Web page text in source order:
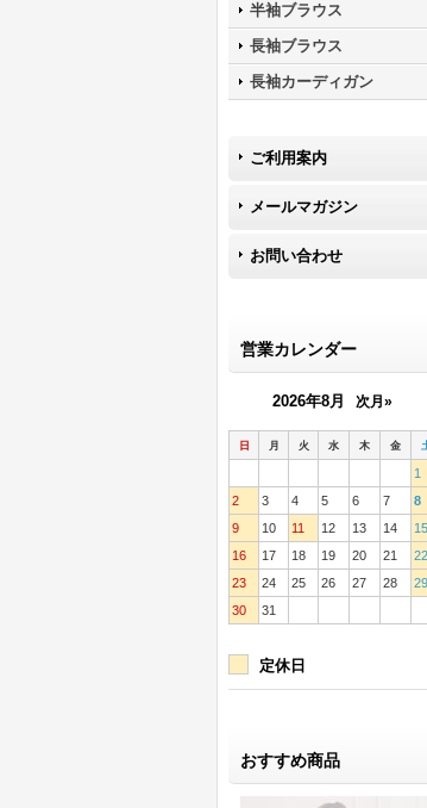
半袖ブラウス
長袖ブラウス
長袖カーディガン
ご利用案内
メールマガジン
お問い合わせ
営業カレンダー
2026年8月 次月»
日 月 火 水 木 金
1
2
3 4 5 6 7
8
9
10 11 12 13 14
15
16
17 18 19 20 21
22
23
24 25 26 27 28
29
30
31
定休日
おすすめ商品